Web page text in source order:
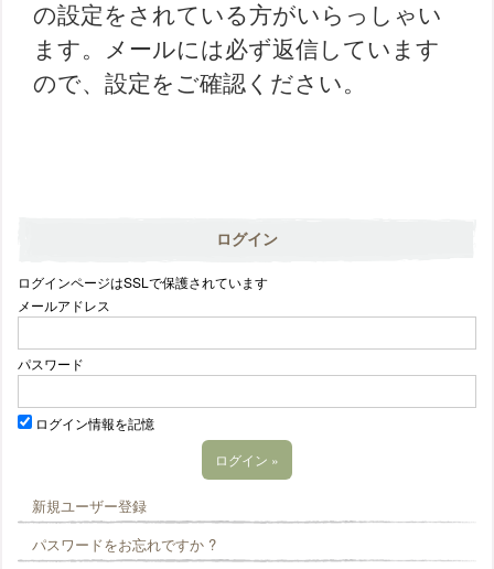
の設定をされている方がいらっしゃい
ます。メールには必ず返信しています
ので、設定をご確認ください。
ログイン
ログインページはSSLで保護されています
メールアドレス
パスワード
ログイン情報を記憶
新規ユーザー登録
パスワードをお忘れですか ?